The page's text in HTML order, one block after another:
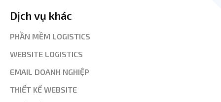
Dịch vụ khác
PHẦN MỀM LOGISTICS
WEBSITE LOGISTICS
EMAIL DOANH NGHIỆP
THIẾT KẾ WEBSITE